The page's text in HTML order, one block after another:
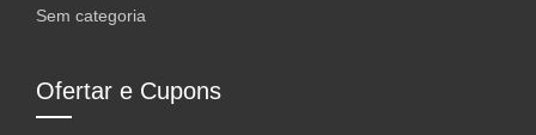
Sem categoria
Ofertar e Cupons